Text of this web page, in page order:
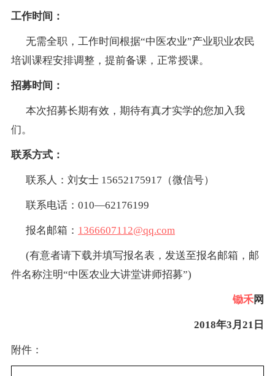
工作时间：
无需全职，工作时间根据“中医农业”产业职业农民
培训课程安排调整，提前备课，正常授课。
招募时间：
本次招募长期有效，期待有真才实学的您加入我
们。
联系方式：
联系人：刘女士 15652175917（微信号）
联系电话：010—62176199
报名邮箱： 1366607112@qq.com
(有意者请下载并填写报名表，发送至报名邮箱，邮
件名称注明“中医农业大讲堂讲师招募”)
锄禾网
2018年3月21日
附件：